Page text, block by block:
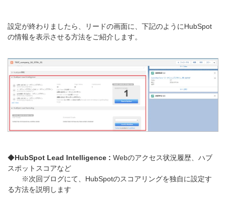
設定が終わりましたら、リードの画面に、下記のようにHubSpot
の情報を表示させる方法をご紹介します。
◆HubSpot Lead Intelligence : Webのアクセス状況履歴、ハブ
スポットスコアなど
※次回ブログにて、 HubSpotのスコアリングを独自に設定す
る方法を説明します